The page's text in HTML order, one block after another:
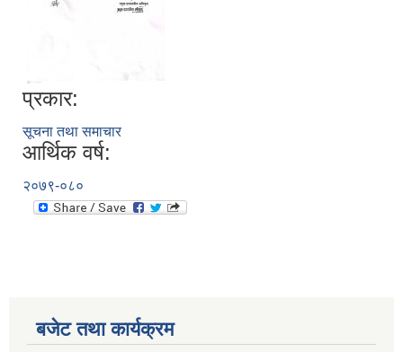
प्रकार:
सूचना तथा समाचार
आर्थिक वर्ष:
२०७९-०८०
बजेट तथा कार्यक्रम